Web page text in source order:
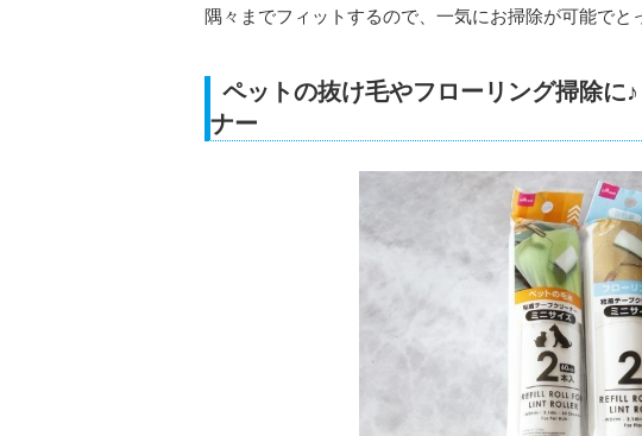
隅々までフィットするので、一気にお掃除が可能でと
ペットの抜け毛やフローリング掃除に
ナー